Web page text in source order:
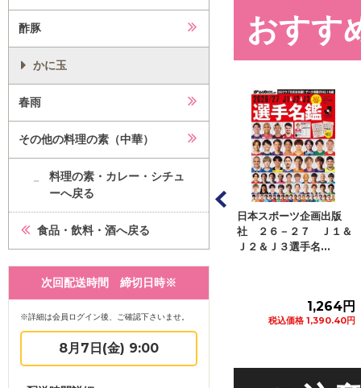
酢豚
かに玉
春雨
その他の料理の素（中華）
料理の素・カレー・シチュ
ーへ戻る
食品・飲料・酒へ戻る
次回配送時間 締切日時※
※詳細は会員ログイン後、ご確認下さいませ。
8月7日(金) 9:00
おすす
アシェット・コレクショ
ンズ・ジャパン くまの
プーさん楽しい...
税込価格 299.20円
カートに追加
日本スポーツ企画出版
社 ２６－２７ Ｊ１＆
Ｊ２＆Ｊ３選手名...
税込価格 1,390.40円
日本スポー
社 ２６－
Ｊ２＆Ｊ
税込